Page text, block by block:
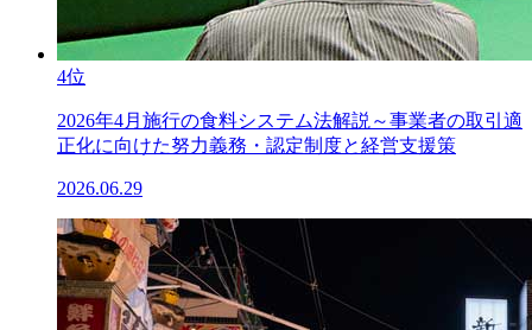
4位
2026年4月施行の食料システム法解説～事業者の取引適
正化に向けた努力義務・認定制度と経営支援策
2026.06.29